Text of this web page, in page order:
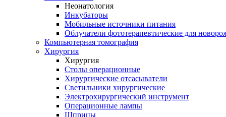
Неонатология
Инкубаторы
Мобильные источники питания
Облучатели фототерапевтические для
Компьютерная томография
Хирургия
Хирургия
Столы операционные
Хирургические отсасыватели
Светильники хирургические
Электрохирургический инструмент
Операционные лампы
Шприцы